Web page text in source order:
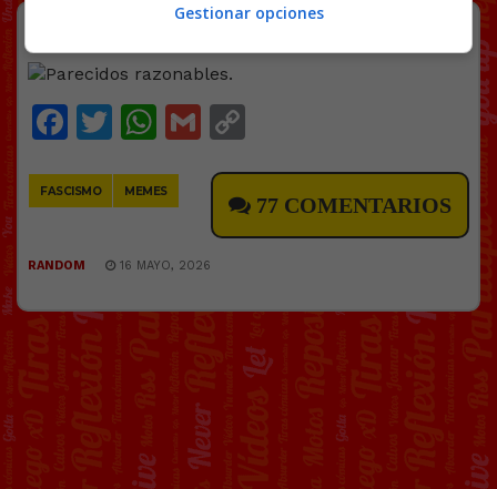
Parecidos razonables.
Facebook
Twitter
WhatsApp
Gmail
FASCISMO MEMES
77 COMENTARIOS
RANDOM 16 MAYO, 2026
Gestionar opciones